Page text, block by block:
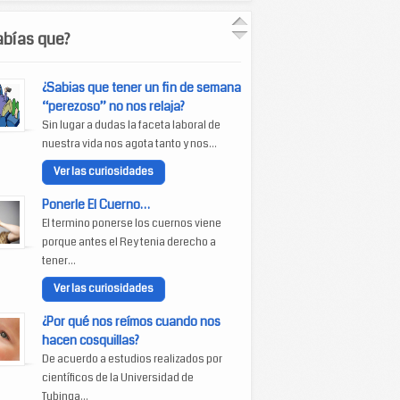
que?
¿Sabias que tener un fin de semana
“perezoso” no nos relaja?
Sin lugar a dudas la faceta laboral de
nuestra vida nos agota tanto y nos...
Ver las curiosidades
Ponerle El Cuerno…
El termino ponerse los cuernos viene
porque antes el Rey tenia derecho a
tener...
Ver las curiosidades
¿Por qué nos reímos cuando nos
hacen cosquillas?
De acuerdo a estudios realizados por
científicos de la Universidad de
Tubinga...